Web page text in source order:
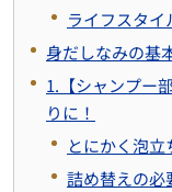
ライフスタ
身だしなみの基
1.【シャンプー
りに！
とにかく泡立
詰め替えの必